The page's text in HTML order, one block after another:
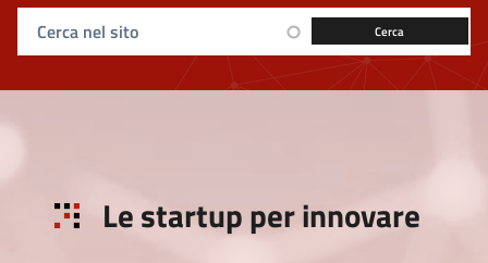
Ricerca sul sito
Le startup per innovare